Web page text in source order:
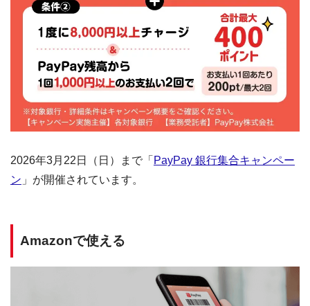
2026年3月22日（日）まで「 PayPay 銀行集合キャンペー
ン 」が開催されています。
Amazonで使える